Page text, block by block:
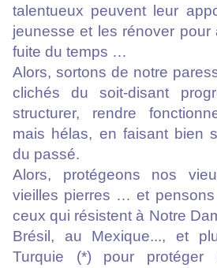
talentueux peuvent leur
jeunesse et les rénover pour
fuite du temps …
Alors, sortons de notre
clichés du soit-disant
structurer, rendre
mais hélas, en faisant bien
du passé.
Alors, protégeons nos
vieilles pierres … et
ceux qui résistent à Notre
Brésil, au Mexique..., et
Turquie (*) pour protéger